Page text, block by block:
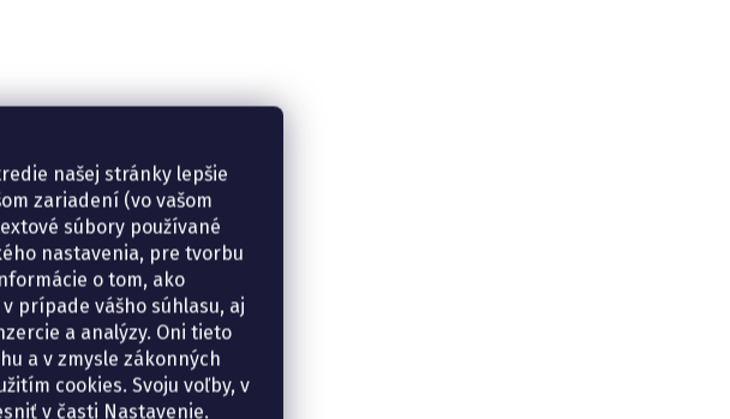
našej stránky lepšie
zariadení (vo vašom
súbory používané
nastavenia, pre tvorbu
o tom, ako
prípade vášho súhlasu, aj
a analýzy. Oni tieto
a v zmysle zákonných
cookies. Svoju voľby, v
v časti Nastavenie.